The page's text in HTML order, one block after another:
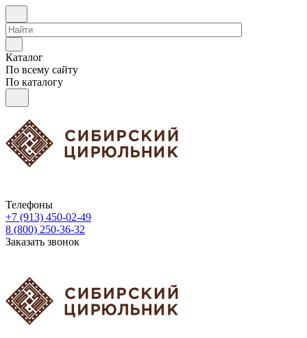
Каталог
По всему сайту
По каталогу
Телефоны
+7 (913) 450-02-49
8 (800) 250-36-32
Заказать звонок